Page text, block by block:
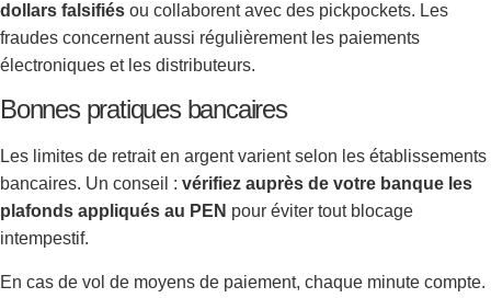
dollars falsifiés ou collaborent avec des pickpockets. Les
fraudes concernent aussi régulièrement les paiements
électroniques et les distributeurs.
Bonnes pratiques bancaires
Les limites de retrait en argent varient selon les établissements
bancaires. Un conseil : vérifiez auprès de votre banque les
plafonds appliqués au PEN pour éviter tout blocage
intempestif.
En cas de vol de moyens de paiement, chaque minute compte.